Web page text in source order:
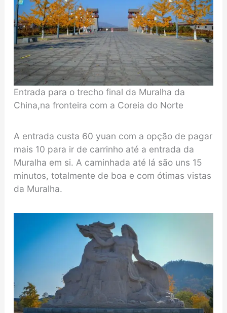
Entrada para o trecho final da Muralha da
China,na fronteira com a Coreia do Norte
A entrada custa 60 yuan com a opção de pagar
mais 10 para ir de carrinho até a entrada da
Muralha em si. A caminhada até lá são uns 15
minutos, totalmente de boa e com ótimas vistas
da Muralha.